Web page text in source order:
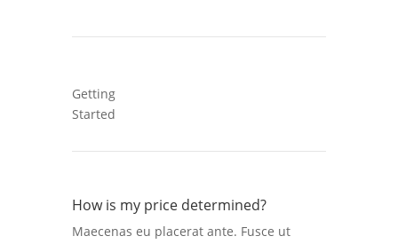
Getting
Started
How is my price determined?
Maecenas eu placerat ante. Fusce ut